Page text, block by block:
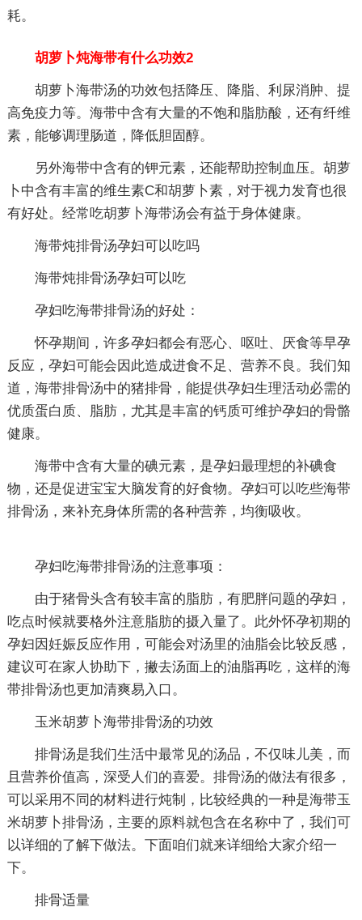
耗。
胡萝卜炖海带有什么功效2
胡萝卜海带汤的功效包括降压、降脂、利尿消肿、提
高免疫力等。海带中含有大量的不饱和脂肪酸，还有纤维
素，能够调理肠道，降低胆固醇。
另外海带中含有的钾元素，还能帮助控制血压。胡萝
卜中含有丰富的维生素C和胡萝卜素，对于视力发育也很
有好处。经常吃胡萝卜海带汤会有益于身体健康。
海带炖排骨汤孕妇可以吃吗
海带炖排骨汤孕妇可以吃
孕妇吃海带排骨汤的好处：
怀孕期间，许多孕妇都会有恶心、呕吐、厌食等早孕
反应，孕妇可能会因此造成进食不足、营养不良。我们知
道，海带排骨汤中的猪排骨，能提供孕妇生理活动必需的
优质蛋白质、脂肪，尤其是丰富的钙质可维护孕妇的骨骼
健康。
海带中含有大量的碘元素，是孕妇最理想的补碘食
物，还是促进宝宝大脑发育的好食物。孕妇可以吃些海带
排骨汤，来补充身体所需的各种营养，均衡吸收。
孕妇吃海带排骨汤的注意事项：
由于猪骨头含有较丰富的脂肪，有肥胖问题的孕妇，
吃点时候就要格外注意脂肪的摄入量了。此外怀孕初期的
孕妇因妊娠反应作用，可能会对汤里的油脂会比较反感，
建议可在家人协助下，撇去汤面上的油脂再吃，这样的海
带排骨汤也更加清爽易入口。
玉米胡萝卜海带排骨汤的功效
排骨汤是我们生活中最常见的汤品，不仅味儿美，而
且营养价值高，深受人们的喜爱。排骨汤的做法有很多，
可以采用不同的材料进行炖制，比较经典的一种是海带玉
米胡萝卜排骨汤，主要的原料就包含在名称中了，我们可
以详细的了解下做法。下面咱们就来详细给大家介绍一
下。
排骨适量